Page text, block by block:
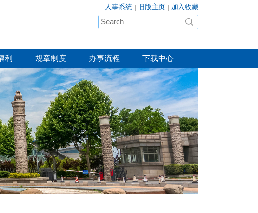
人事系统 旧版主页 加入收藏
利 规章制度 办事流程 下载中心